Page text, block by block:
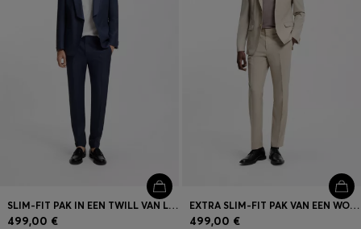
SLIM-FIT PAK IN EEN TWILL VAN LINNEN
499,00 €
EXTRA SLIM-FIT PAK VAN EEN WOLMIX POPELINE
499,00 €